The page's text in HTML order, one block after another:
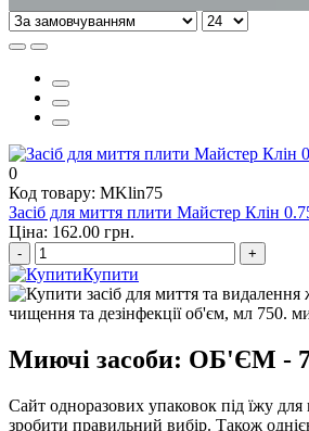
крафт пакети купити харків
пакети сміттєві оптом
одноразові контейнери для їжі харків
контейнери для їжі паперові
0
Код товару: MKlin75
Засіб для миття плити Майстер Клін
Ціна: 162.00 грн.
- +
Купити
Миючі засоби: ОБ'ЄМ -
Сайт одноразових упаковок під їжу
зробити правильний вибір. Також